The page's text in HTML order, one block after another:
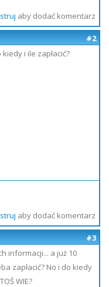
aby dodać komentarz
#2
i ile zapłacić?
aby dodać komentarz
#3
informacji... a już 10
zapłacić? No i do kiedy
WIE?